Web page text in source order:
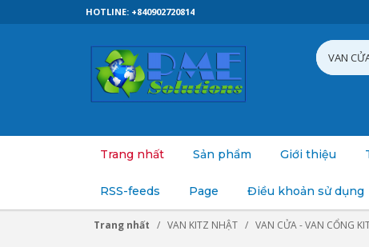
HOTLINE: +840902720814
Trang nhất Sản phẩm Giới thiệu
RSS-feeds Page Điều khoản sử dụng
Trang nhất VAN KITZ NHẬT VAN CỬA - VAN CỔNG